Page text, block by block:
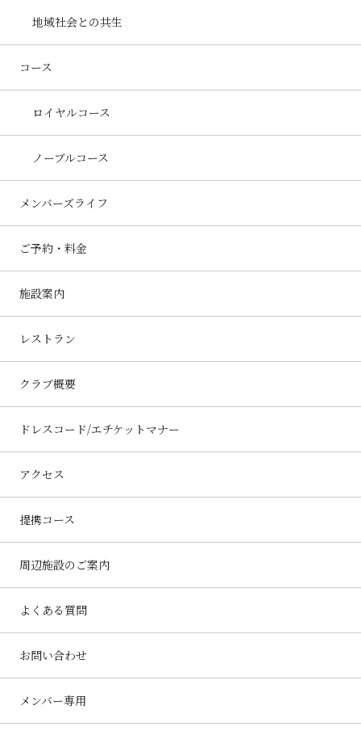
地域社会との共生
コース
ロイヤルコース
ノーブルコース
メンバーズライフ
ご予約・料金
施設案内
レストラン
クラブ概要
ドレスコード/エチケットマナー
アクセス
提携コース
周辺施設のご案内
よくある質問
お問い合わせ
メンバー専用